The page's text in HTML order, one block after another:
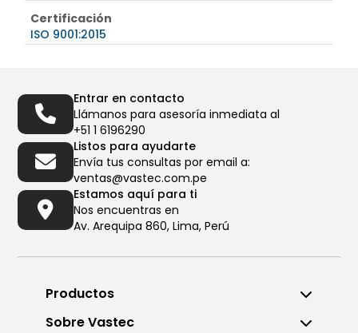
Certificación
ISO 9001:2015
Entrar en contacto
Llámanos para asesoría inmediata al
+51 1 6196290
Listos para ayudarte
Envía tus consultas por email a:
ventas@vastec.com.pe
Estamos aquí para ti
Nos encuentras en
Av. Arequipa 860, Lima, Perú
Productos
Sobre Vastec